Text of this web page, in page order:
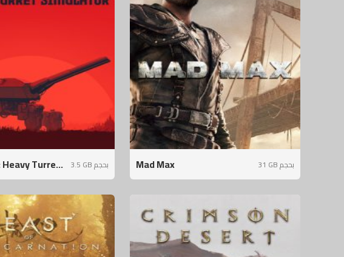
Mad Max 31 GB بحجم Heavy Turre... 3.5 GB بحجم